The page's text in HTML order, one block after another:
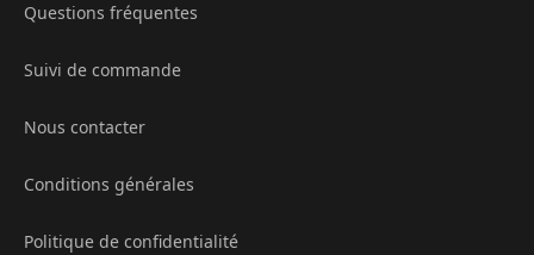
Questions fréquentes
Suivi de commande
Nous contacter
Conditions générales
Politique de confidentialité